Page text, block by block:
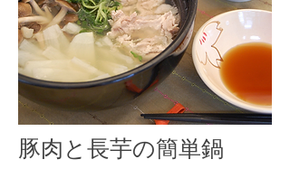
豚肉と長芋の簡単鍋